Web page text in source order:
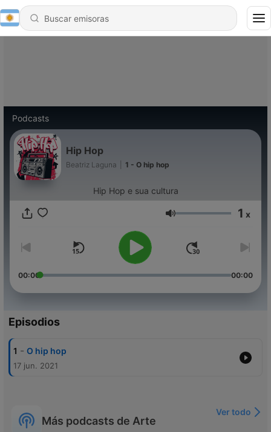
Podcasts
Hip Hop
Beatriz Laguna 1 - O hip hop
Hip Hop e sua cultura
Volumen 1 x
00:00 00:00
Episodios
1 - O hip hop
17 jun. 2021
Más podcasts de Arte
Ver todo